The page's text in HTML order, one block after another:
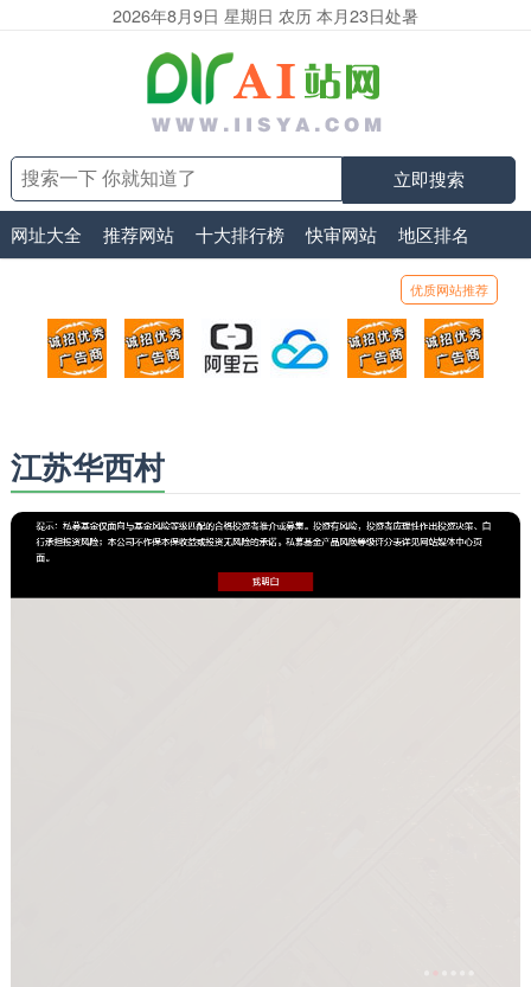
2026年8月9日 星期日 农历 本月23日处暑
立即搜索
网址大全 推荐网站 十大排行榜 快审网站 地区排名
优质网站推荐
顶部广告位1
广告位招商_广告位待售
顶部广告位2
广告位招商_广告位待售
阿里云
打折活动、99元/年
腾讯云
优惠打折，99元/年
顶部广告位5
广告位招商_
江苏华西村